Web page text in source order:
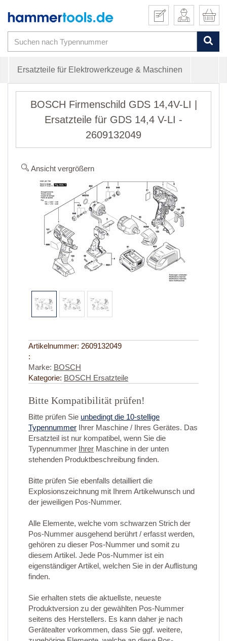
Ersatzteile für Elektrowerkzeuge & Maschinen
BOSCH Firmenschild GDS 14,4V-LI |
Ersatzteile für GDS 14,4 V-LI -
2609132049
Ansicht vergrößern
Artikelnummer: 2609132049
:
Marke: BOSCH
Kategorie: BOSCH Ersatzteile
Bitte Kompatibilität prüfen!
Bitte prüfen Sie unbedingt die 10-stellige
Typennummer Ihrer Maschine / Ihres Gerätes. Das
Ersatzteil ist nur kompatibel, wenn Sie die
Typennummer Ihrer Maschine in der unten
stehenden Produktbeschreibung finden.
Bitte prüfen Sie ebenfalls detailliert die
Explosionszeichnung mit Ihrem Artikelwunsch und
der jeweiligen Pos-Nummer.
Alle Elemente, welche vom schwarzen Strich der
Pos-Nummer ausgehend berührt / erfasst werden,
gehören zu dieser Pos-Nummer und somit zu
diesem Artikel. Jede Pos-Nummer ist ein
eigenständiger Artikel, welchen Sie in der Auflistung
finden.
Sie erhalten stets die aktuellste, neueste
Produktversion zu der gewählten Pos-Nummer
seitens des Herstellers. Es kann daher je nach
Gerätealter vorkommen, dass Sie ggf. weitere,